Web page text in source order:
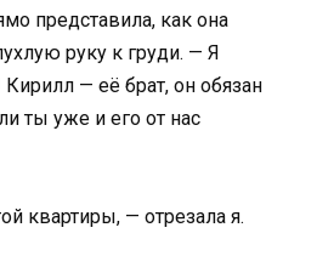
представила, как она
руку к груди. — Я
— её брат, он обязан
ты уже и его от нас
квартиры, — отрезала я.